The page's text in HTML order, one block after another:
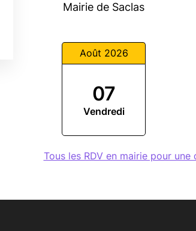
Mairie de Saclas
Août 2026
07
Vendredi
Tous les RDV en mairie pour une